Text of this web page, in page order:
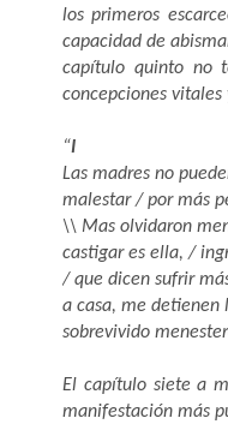
los primeros
capacidad de
capítulo quinto no
concepciones
“I
Las madres no
malestar / por más
\\ Mas olvidaron
castigar es ella, /
/ que dicen sufrir
a casa, me detienen
sobrevivido
El capítulo siete a
manifestación más